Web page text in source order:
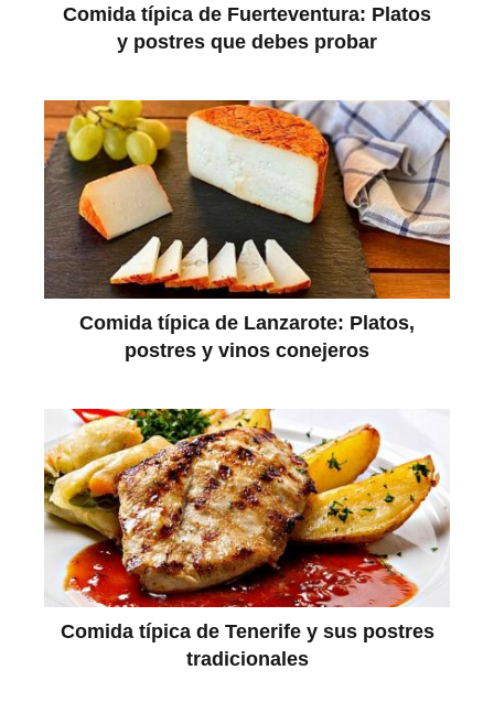
Comida típica de Fuerteventura: Platos
y postres que debes probar
Comida típica de Lanzarote: Platos,
postres y vinos conejeros
Comida típica de Tenerife y sus postres
tradicionales